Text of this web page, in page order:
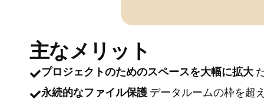
主なメリット
プロジェクトのためのスペースを大幅に拡大
永続的なファイル保護 データルームの枠を超